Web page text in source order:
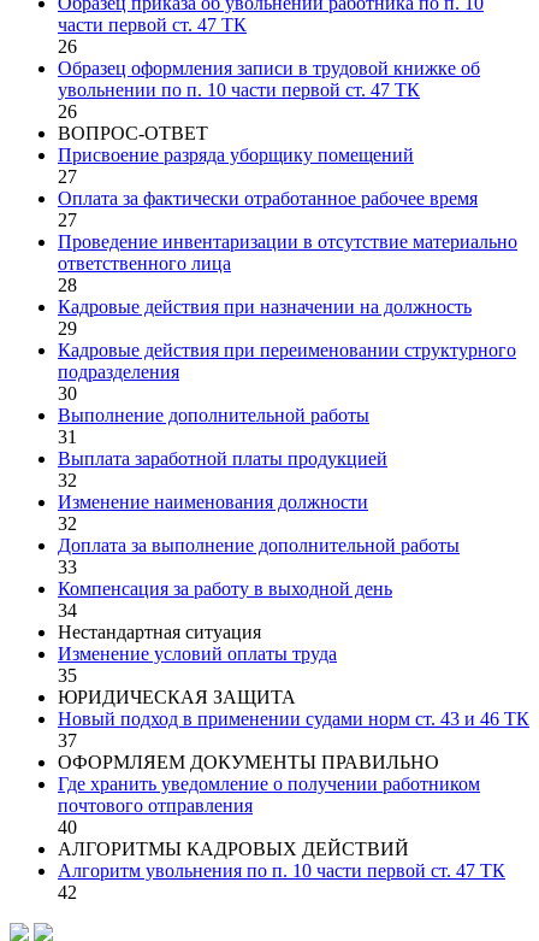
части первой ст. 47 ТК
26
Образец оформления записи в трудовой книжке об
увольнении по п. 10 части первой ст. 47 ТК
26
ВОПРОС-ОТВЕТ
Присвоение разряда уборщику помещений
27
Оплата за фактически отработанное рабочее время
27
Проведение инвентаризации в отсутствие материально
ответственного лица
28
Кадровые действия при назначении на должность
29
Кадровые действия при переименовании структурного
подразделения
30
Выполнение дополнительной работы
31
Выплата заработной платы продукцией
32
Изменение наименования должности
32
Доплата за выполнение дополнительной работы
33
Компенсация за работу в выходной день
34
Нестандартная ситуация
Изменение условий оплаты труда
35
ЮРИДИЧЕСКАЯ ЗАЩИТА
Новый подход в применении судами норм ст. 43 и 46 ТК
37
ОФОРМЛЯЕМ ДОКУМЕНТЫ ПРАВИЛЬНО
Где хранить уведомление о получении работником
почтового отправления
40
АЛГОРИТМЫ КАДРОВЫХ ДЕЙСТВИЙ
Алгоритм увольнения по п. 10 части первой ст. 47 ТК
42